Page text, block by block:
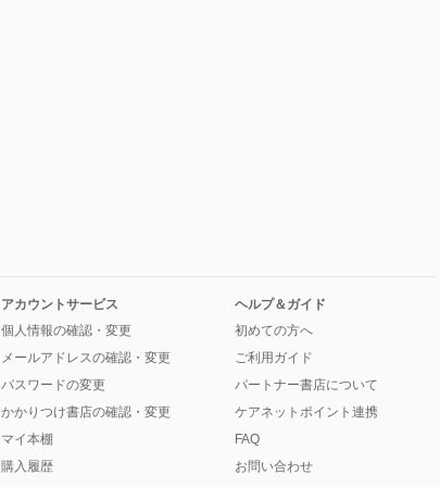
アカウントサービス
個人情報の確認・変更
メールアドレスの確認・変更
パスワードの変更
かかりつけ書店の確認・変更
マイ本棚
購入履歴
ヘルプ＆ガイド
初めての方へ
ご利用ガイド
パートナー書店について
ケアネットポイント連携
FAQ
お問い合わせ